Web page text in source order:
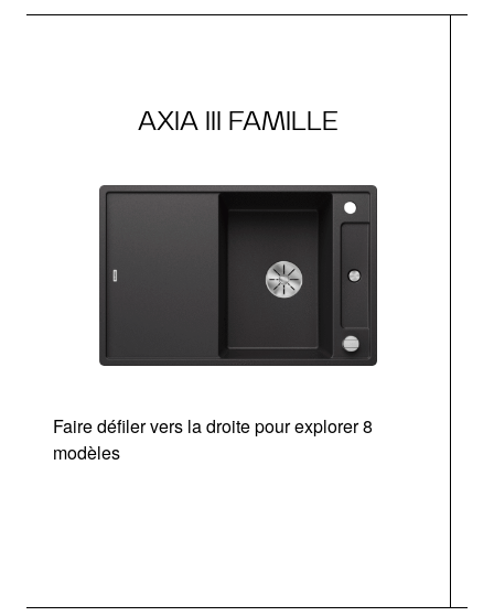
AXIA III FAMILLE
Faire défiler vers la droite pour explorer 8
modèles